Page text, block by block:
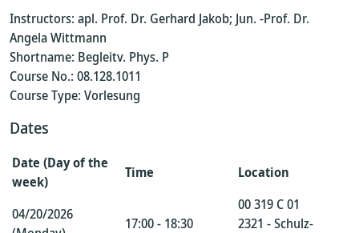
Instructors: apl. Prof. Dr. Gerhard Jakob; Jun. -Prof. Dr.
Angela Wittmann
Shortname: Begleitv. Phys. P
Course No.: 08.128.1011
Course Type: Vorlesung
Dates
Date (Day of the
week)
Time Location
04/20/2026
17:00 - 18:30
00 319 C 01
2321 - Schulz-